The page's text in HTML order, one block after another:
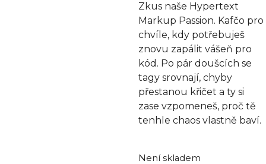
Zkus naše Hypertext
Markup Passion. Kafčo pro
chvíle, kdy potřebuješ
znovu zapálit vášeň pro
kód. Po pár doušcích se
tagy srovnají, chyby
přestanou křičet a ty si
zase vzpomeneš, proč tě
tenhle chaos vlastně baví.
Není skladem